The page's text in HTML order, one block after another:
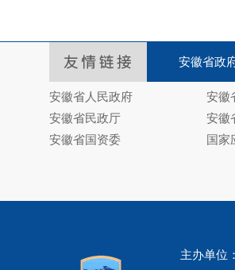
安徽省政
安徽省人民政府 安徽
安徽省民政厅
安徽
安徽省国资委
国家
主办单位